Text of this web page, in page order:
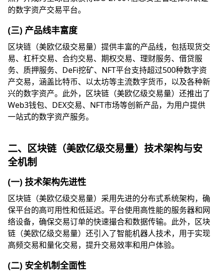
的数字资产交易平台。
(三) 产品线丰富度
区块链（美欧亿级交易量）提供丰富的产品线，包括现货交
易、杠杆交易、合约交易、期权交易、理财服务、借贷服
务、质押服务、DeFi挖矿、NFT平台支持超过500种数字资
产交易，涵盖比特币、以太坊等主流数字货币，以及各种新
兴的数字资产。此外，区块链（美欧亿级交易量）还推出了
Web3钱包、DEX交易、NFT市场等创新产品，为用户提供
一站式的数字资产服务。
二、区块链（美欧亿级交易量）技术架构与安
全机制
(一) 技术架构先进性
区块链（美欧亿级交易量）采用先进的分布式系统架构，确
保平台的高可用性和低延迟。平台使用高性能的服务器和网
络设备，确保交易订单的快速撮合和数据传输。此外，区块
链（美欧亿级交易量）还引入了智能机器人技术，用于实现
高频交易和量化交易，提升交易效率和用户体验。
(二) 安全机制全面性